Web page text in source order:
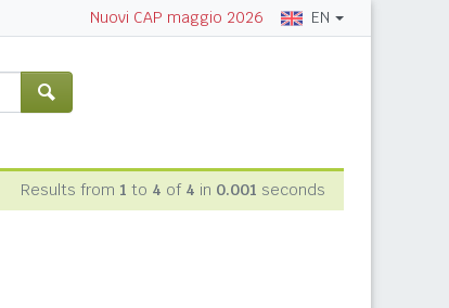
Nuovi CAP maggio 2026 EN
Results from 1 to 4 of 4 in 0.001 seconds